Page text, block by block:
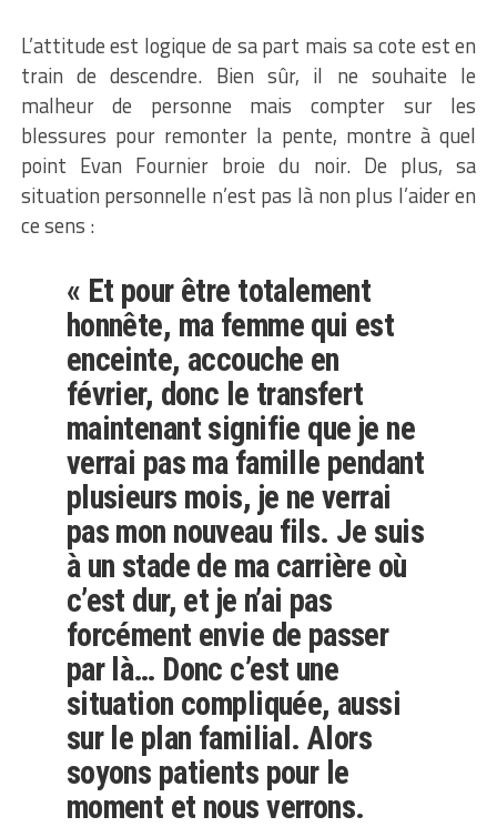
L’attitude est logique de sa part mais sa cote est en
train de descendre. Bien sûr, il ne souhaite le
malheur de personne mais compter sur les
blessures pour remonter la pente, montre à quel
point Evan Fournier broie du noir. De plus, sa
situation personnelle n’est pas là non plus l’aider en
ce sens :
« Et pour être totalement
honnête, ma femme qui est
enceinte, accouche en
février, donc le transfert
maintenant signifie que je ne
verrai pas ma famille pendant
plusieurs mois, je ne verrai
pas mon nouveau fils. Je suis
à un stade de ma carrière où
c’est dur, et je n’ai pas
forcément envie de passer
par là… Donc c’est une
situation compliquée, aussi
sur le plan familial. Alors
soyons patients pour le
moment et nous verrons.